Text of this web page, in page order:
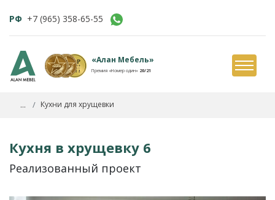
РФ +7 (965) 358-65-55
«Алан Мебель»
Премия «Номер один» 20/21
... Кухни для хрущевки
Кухня в хрущевку 6
Реализованный проект